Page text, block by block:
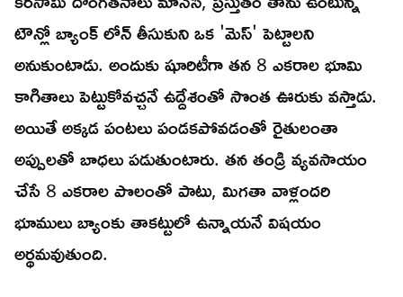
టౌన్లో బ్యాంక్ లోన్ తీసుకుని ఒక 'మెస్' పెట్టాలని
అనుకుంటాడు. అందుకు షూరిటీగా తన 8 ఎకరాల భూమి
కాగితాలు పెట్టుకోవచ్చనే ఉద్దేశంతో సొంత ఊరుకు వస్తాడు.
అయితే అక్కడ పంటలు పండకపోవడంతో రైతులంతా
అప్పులతో బాధలు పడుతుంటారు. తన తండ్రి వ్యవసాయం
చేసే 8 ఎకరాల పొలంతో పాటు, మిగతా వాళ్లందరి
భూములు బ్యాంకు తాకట్టులో ఉన్నాయనే విషయం
అర్థమవుతుంది.